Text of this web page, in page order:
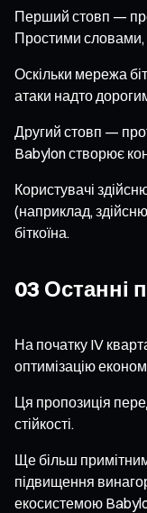
Перший стовп —
Простими словами,
Оскільки мережа
атаки надто
Другий стовп —
Babylon створює
Користувачі
(наприклад,
біткоїна.
03 Останні
На початку IV
оптимізацію
Ця пропозиція
стійкості.
Ще більш
підвищення
екосистемою